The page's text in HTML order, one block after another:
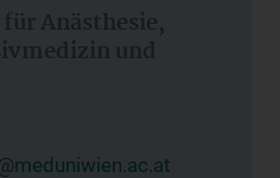
Anästhesie,
und